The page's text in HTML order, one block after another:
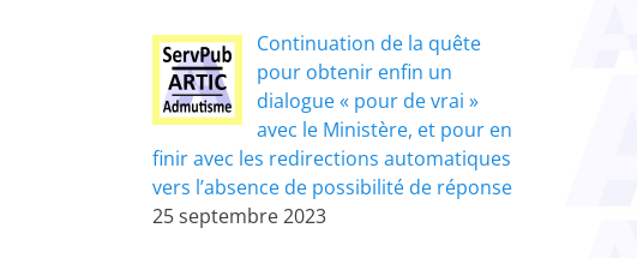
Continuation de la quête
pour obtenir enfin un
dialogue « pour de vrai »
avec le Ministère, et pour en
finir avec les redirections automatiques
vers l’absence de possibilité de réponse
25 septembre 2023